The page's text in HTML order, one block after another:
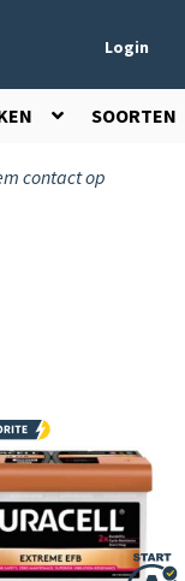
SOORTEN
contact op
Login